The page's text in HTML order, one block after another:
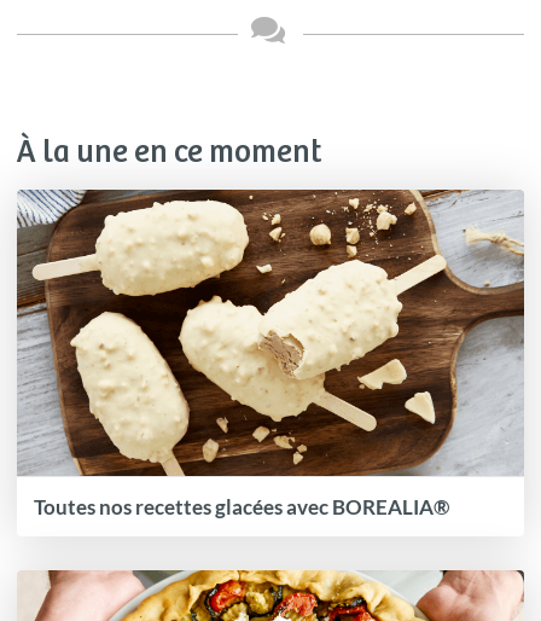
À la une en ce moment
Toutes nos recettes glacées avec BOREALIA®